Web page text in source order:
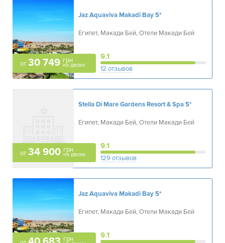
от 30 749 грн
на двоих
Jaz Aquaviva Makadi Bay5*
Египет, Макади Бей, Отели Макади Бей
9.1
12 отзывов
от 34 900 грн
на двоих
Stella Di Mare Gardens Resort & Spa5*
Египет, Макади Бей, Отели Макади Бей
9.1
129 отзывов
грн
Jaz Aquaviva Makadi Bay5*
Египет, Макади Бей, Отели Макади Бей
9.1